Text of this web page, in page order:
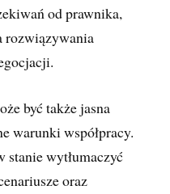
od prawnika,
rozwiązywania
być także jasna
warunki współpracy.
wytłumaczyć
oraz